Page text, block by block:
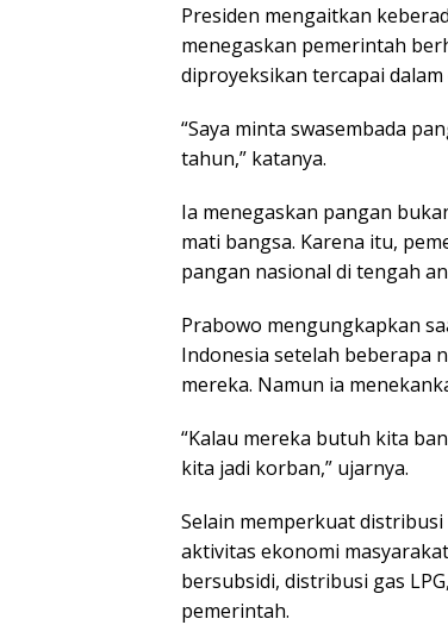
Presiden mengaitkan
menegaskan pemerintah
diproyeksikan tercapai
“Saya minta swasembada
tahun,” katanya.
Ia menegaskan pangan
mati bangsa. Karena itu,
pangan nasional di tengah
Prabowo mengungkapkan
Indonesia setelah beberapa
mereka. Namun ia
“Kalau mereka butuh kita
kita jadi korban,” ujarnya.
Selain memperkuat
aktivitas ekonomi
bersubsidi, distribusi gas
pemerintah.